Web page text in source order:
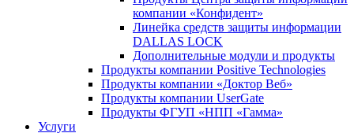
компании «Конфидент»
Линейка средств защиты информации
DALLAS LOCK
Дополнительные модули и продукты
Продукты компании Positive Technologies
Продукты компании «Доктор Веб»
Продукты компании UserGate
Продукты ФГУП «НПП «Гамма»
Услуги